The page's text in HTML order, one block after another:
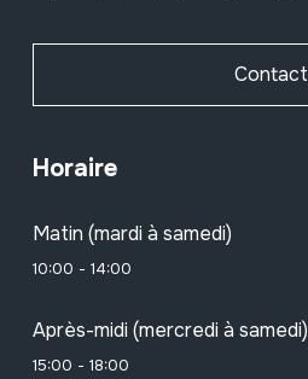
Contact
Horaire
Matin (mardi à samedi)
10:00 - 14:00
Après-midi (mercredi à samedi)
15:00 - 18:00